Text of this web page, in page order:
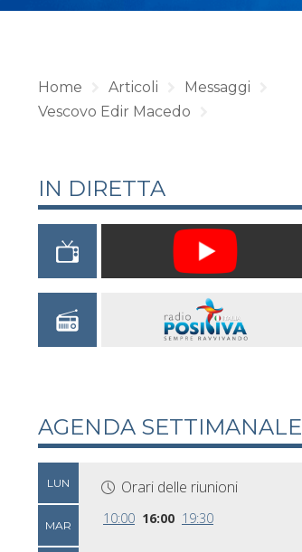
Home Articoli
Messaggi
Vescovo Edir Macedo
IN DIRETTA
AGENDA SETTIMANALE
LUN
MAR
Orari delle riunioni
10:00 16:00 19:30